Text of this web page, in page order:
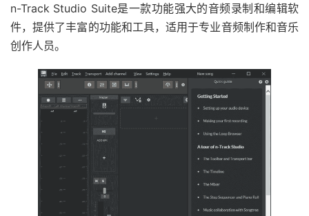
n-Track Studio Suite是一款功能强大的音频录制和编辑软
件，提供了丰富的功能和工具，适用于专业音频制作和音乐
创作人员。